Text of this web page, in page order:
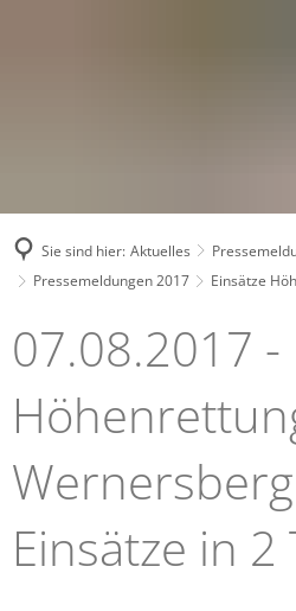
Sie sind hier: Aktuelles
Pressemeldungen 2017
Einsätze
Einsätze
07.08.2017 -
Einsätze in 2